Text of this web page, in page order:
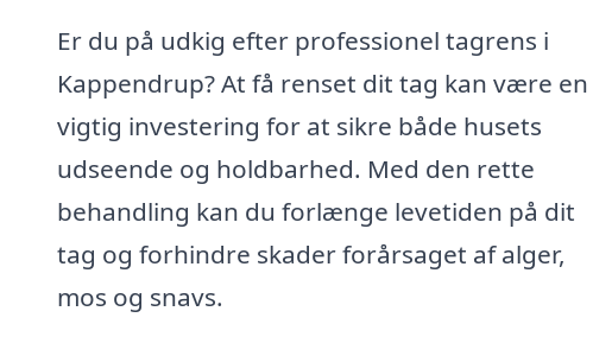
Er du på udkig efter professionel tagrens i
Kappendrup? At få renset dit tag kan være en
vigtig investering for at sikre både husets
udseende og holdbarhed. Med den rette
behandling kan du forlænge levetiden på dit
tag og forhindre skader forårsaget af alger,
mos og snavs.